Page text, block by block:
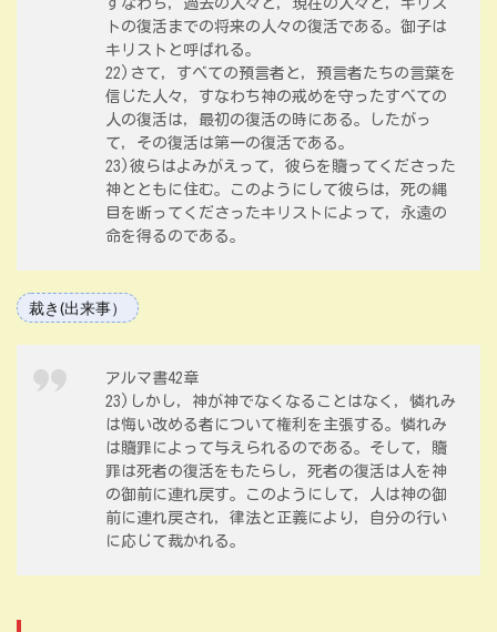
すなわち，過去の人々と，現在の人々と，キリス
トの復活までの将来の人々の復活である。御子は
キリストと呼ばれる。
22)さて，すべての預言者と，預言者たちの言葉を
信じた人々，すなわち神の戒めを守ったすべての
人の復活は，最初の復活の時にある。したがっ
て，その復活は第一の復活である。
23)彼らはよみがえって，彼らを贖ってくださった
神とともに住む。このようにして彼らは，死の縄
目を断ってくださったキリストによって，永遠の
命を得るのである。
裁き(出来事）
アルマ書42章
23)しかし，神が神でなくなることはなく，憐れみ
は悔い改める者について権利を主張する。憐れみ
は贖罪によって与えられるのである。そして，贖
罪は死者の復活をもたらし，死者の復活は人を神
の御前に連れ戻す。このようにして，人は神の御
前に連れ戻され，律法と正義により，自分の行い
に応じて裁かれる。